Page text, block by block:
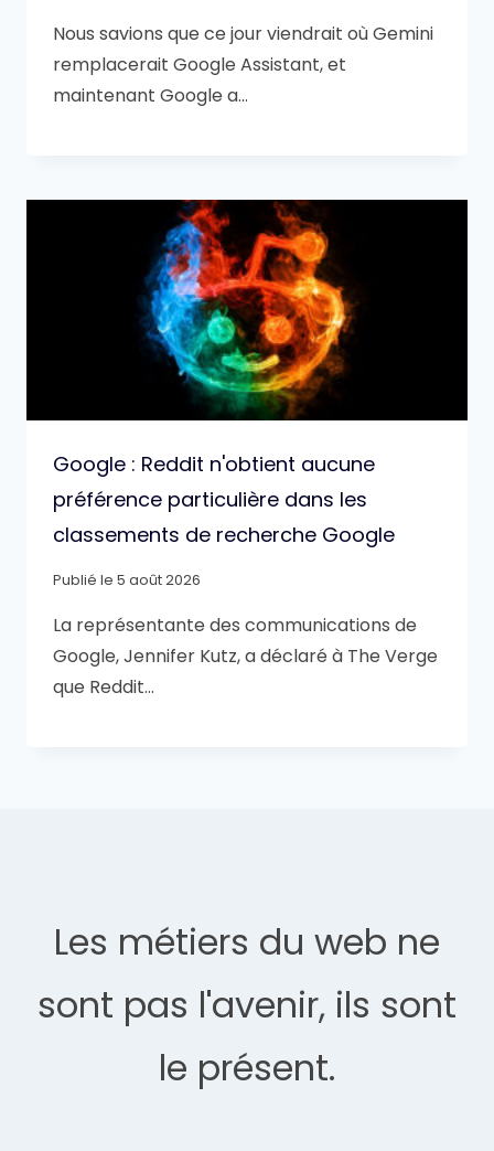
Nous savions que ce jour viendrait où Gemini
remplacerait Google Assistant, et
maintenant Google a…
Google : Reddit n'obtient aucune
préférence particulière dans les
classements de recherche Google
Publié le 5 août 2026
La représentante des communications de
Google, Jennifer Kutz, a déclaré à The Verge
que Reddit…
Les métiers du web ne
sont pas l'avenir, ils sont
le présent.